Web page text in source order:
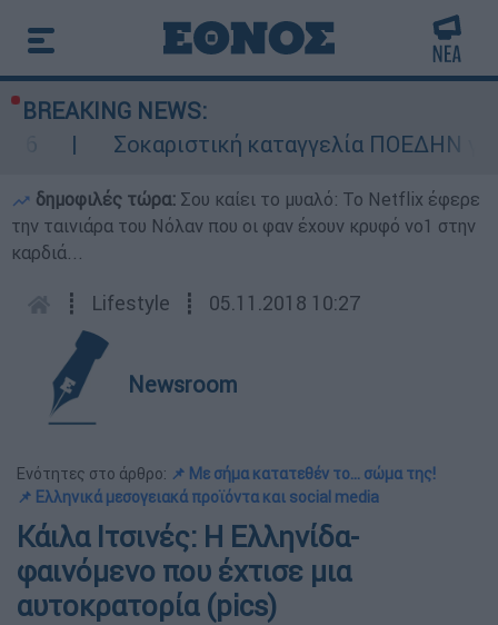
BREAKING NEWS:
Σοκαριστική καταγγελία ΠΟΕΔΗΝ για
δημοφιλές τώρα: Σου καίει το μυαλό: Το Netflix έφερε
την ταινιάρα του Νόλαν που οι φαν έχουν κρυφό νο1 στην
καρδιά...
┋ Lifestyle ┋ 05.11.2018 10:27
Newsroom
Ενότητες στο άρθρο: 📌 Με σήμα κατατεθέν το... σώμα της!
📌 Ελληνικά μεσογειακά προϊόντα και social media
Kάιλα Ιτσινές: H Ελληνίδα-
φαινόμενο που έχτισε μια
αυτοκρατορία (pics)